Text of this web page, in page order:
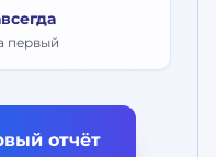
первый
отчёт